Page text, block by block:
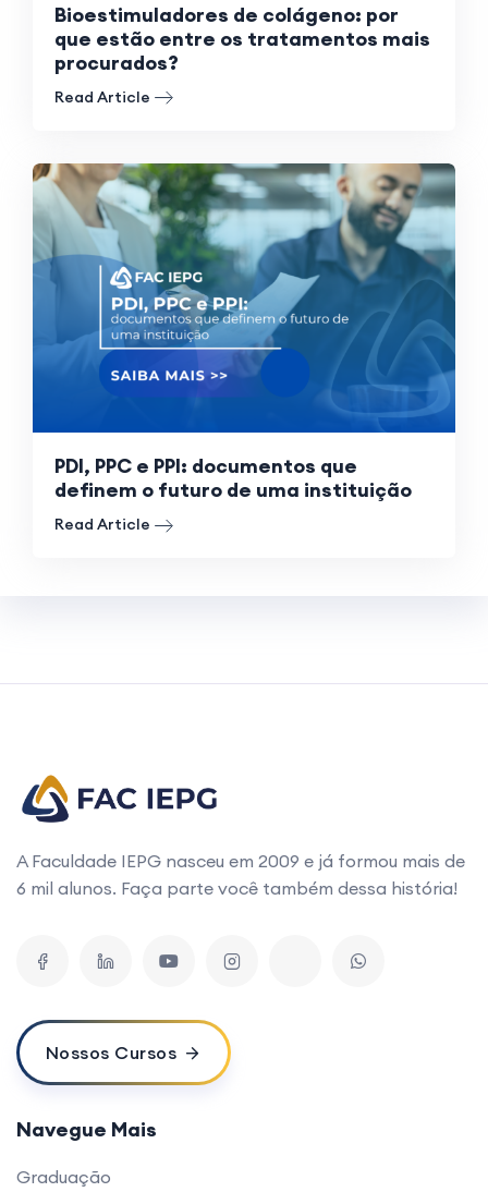
Bioestimuladores de colágeno: por
que estão entre os tratamentos mais
procurados?
Read Article
PDI, PPC e PPI: documentos que
definem o futuro de uma instituição
Read Article
A Faculdade IEPG nasceu em 2009 e já formou mais de
6 mil alunos. Faça parte você também dessa história!
Nossos Cursos
Navegue Mais
Graduação